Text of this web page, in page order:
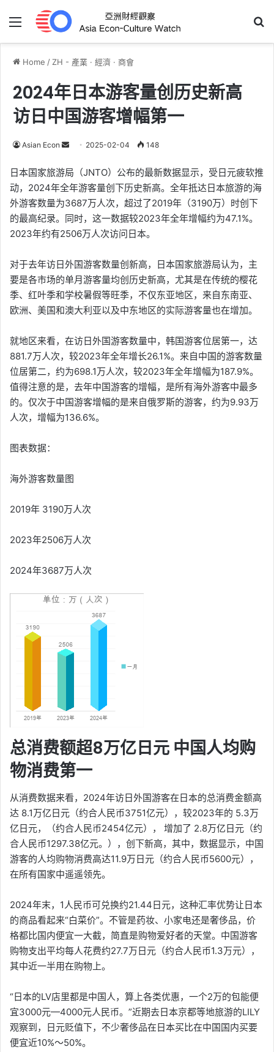
Menu
Home / ZH - 產業 · 經濟 · 商會
2024年日本游客量创历史新高
访日中国游客增幅第一
Asian Econ
Send
email
2025-02-04 148
日本国家旅游局（JNTO）公布的最新数据显示，受日元疲软推
动，2024年全年游客量创下历史新高。全年抵达日本旅游的海
外游客数量为3687万人次，超过了2019年（3190万）时创下
的最高纪录。同时，这一数据较2023年全年增幅约为47.1%。
2023年约有2506万人次访问日本。
对于去年访日外国游客数量创新高，日本国家旅游局认为，主
要是各市场的单月游客量均创历史新高，尤其是在传统的樱花
季、红叶季和学校暑假等旺季，不仅东亚地区，来自东南亚、
欧洲、美国和澳大利亚以及中东地区的实际游客量也在增加。
就地区来看，在访日外国游客数量中，韩国游客位居第一，达
881.7万人次，较2023年全年增长26.1%。来自中国的游客数量
位居第二，约为698.1万人次，较2023年全年增幅为187.9%。
值得注意的是，去年中国游客的增幅，是所有海外游客中最多
的。仅次于中国游客增幅的是来自俄罗斯的游客，约为9.93万
人次，增幅为136.6%。
图表数据：
海外游客数量图
2019年 3190万人次
2023年2506万人次
2024年3687万人次
总消费额超8万亿日元 中国人均购
物消费第一
从消费数据来看，2024年访日外国游客在日本的总消费金额高
达 8.1万亿日元（约合人民币3751亿元），较2023年的 5.3万
亿日元，（约合人民币2454亿元）， 增加了 2.8万亿日元（约
合人民币1297.38亿元。），创下新高，其中，数据显示，中国
游客的人均购物消费高达11.9万日元（约合人民币5600元），
在所有国家中遥遥领先。
2024年末，1人民币可兑换约21.44日元，这种汇率优势让日本
的商品看起来“白菜价”。不管是药妆、小家电还是奢侈品，价
格都比国内便宜一大截，简直是购物爱好者的天堂。中国游客
购物支出平均每人花费约27.7万日元（约合人民币1.3万元），
其中近一半用在购物上。
“日本的LV店里都是中国人，算上各类优惠，一个2万的包能便
宜3000元—4000元人民币。”近期去日本京都等地旅游的LILY
观察到，日元贬值下，不少奢侈品在日本买比在中国国内买要
便宜近10%～50%。